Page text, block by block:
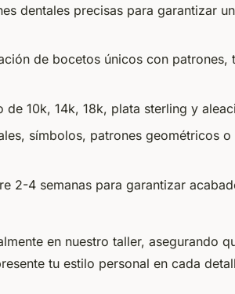
dentales precisas para garantizar
de bocetos únicos con patrones,
de 10k, 14k, 18k, plata sterling y
símbolos, patrones geométricos o
2-4 semanas para garantizar
en nuestro taller, asegurando
tu estilo personal en cada